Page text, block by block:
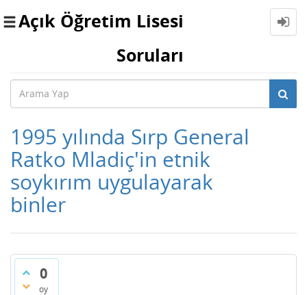
Toggle
Açık Öğretim Lisesi
Soruları
1995 yılında Sırp General
Ratko Mladiç'in etnik
soykırım uygulayarak
binler
0
oy